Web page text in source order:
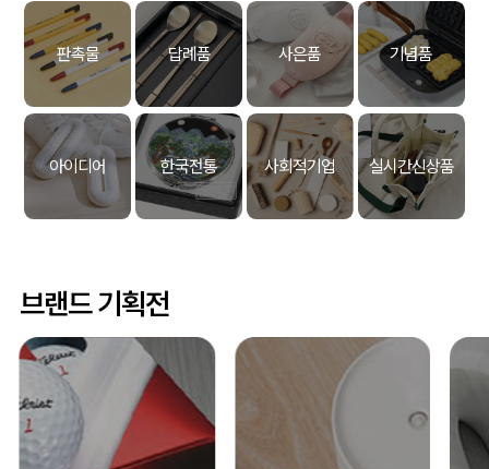
판촉물 답례품 사은품 기념품
아이디어 한국전통 사회적기업 실시간신상품
브랜드 기획전